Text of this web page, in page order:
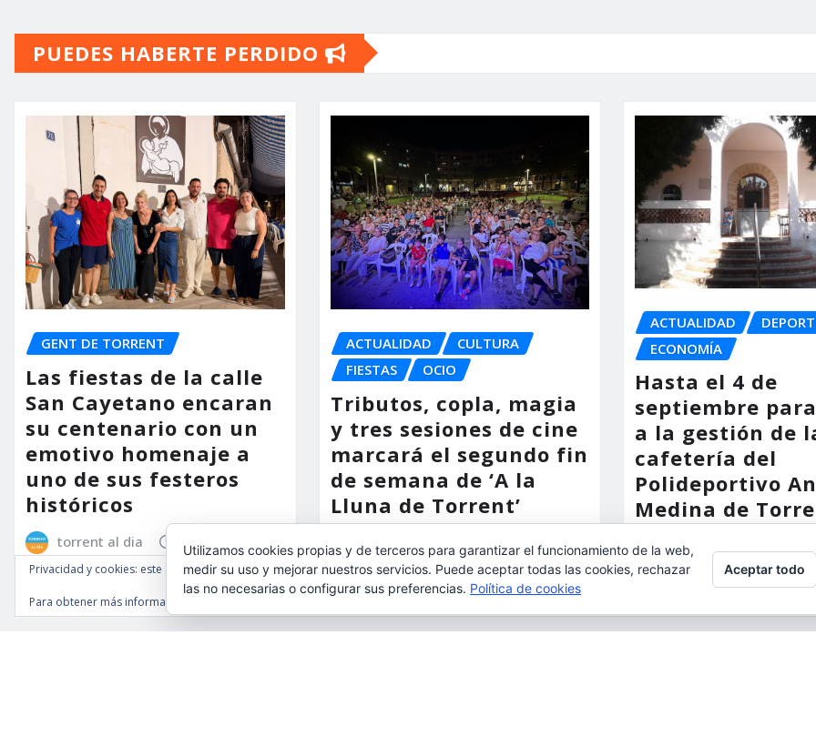
PUEDES HABERTE PERDIDO
GENT DE TORRENT
Las fiestas de la calle
San Cayetano encaran
su centenario con un
emotivo homenaje a
uno de sus festeros
históricos
torrent al dia Ago 6, 2026
ACTUALIDAD
CULTURA
FIESTAS
OCIO
Tributos, copla, magia
y tres sesiones de cine
marcará el segundo fin
de semana de ‘A la
Lluna de Torrent’
torrent al dia Ago 6, 2026
ACTUALIDAD
ECONOMÍA
Hasta el 4 de
septiembre
a la gestión de
cafetería del
Polideportivo
Medina de
torrent al dia
Utilizamos cookies propias y de terceros para garantizar el funcionamiento de la web,
medir su uso y mejorar nuestros servicios. Puede aceptar todas las cookies, rechazar
las no necesarias o configurar sus preferencias. Política de cookies
Aceptar todo
Privacidad y cookies: este sitio usa cookies. Si continúas navegando por él, aceptas su uso.
Para obtener más información, incluido cómo gestionar las cookies, consulta: